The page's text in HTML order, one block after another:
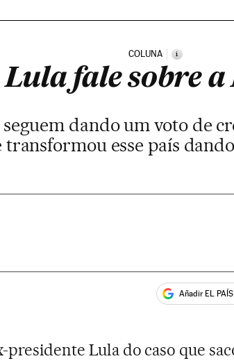
COLUNA i
Lula fale sobre
dando um voto de
esse país
Añadir EL
Lula do caso que